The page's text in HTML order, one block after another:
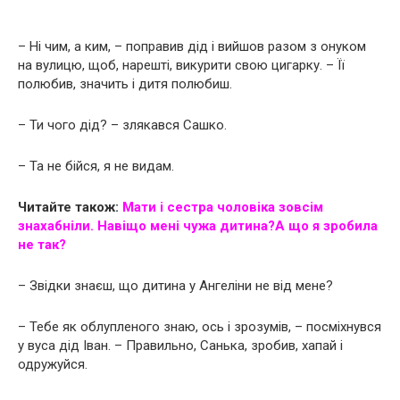
– Ні чим, а ким, – поправив дід і вийшов разом з онуком
на вулицю, щоб, нарешті, викурити свою цигарку. – Її
полюбив, значить і дитя полюбиш.
– Ти чого дід? – злякався Сашко.
– Та не бійся, я не видам.
Читайте також: Мати і сестра чоловіка зовсім
знахабніли. Навіщо мені чужа дитина?А що я зробила
не так?
– Звідки знаєш, що дитина у Ангеліни не від мене?
– Тебе як облупленого знаю, ось і зрозумів, – посміхнувся
у вуса дід Іван. – Правильно, Санька, зробив, хапай і
одружуйся.